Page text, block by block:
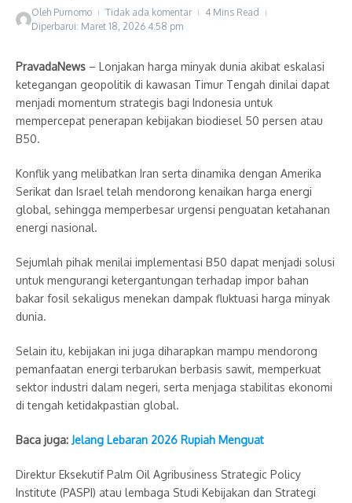
Oleh Purnomo Tidak ada komentar
4 Mins Read
Diperbarui: Maret 18, 2026 4:58 pm
PravadaNews – Lonjakan harga minyak dunia akibat eskalasi
ketegangan geopolitik di kawasan Timur Tengah dinilai dapat
menjadi momentum strategis bagi Indonesia untuk
mempercepat penerapan kebijakan biodiesel 50 persen atau
B50.
Konflik yang melibatkan Iran serta dinamika dengan Amerika
Serikat dan Israel telah mendorong kenaikan harga energi
global, sehingga memperbesar urgensi penguatan ketahanan
energi nasional.
Sejumlah pihak menilai implementasi B50 dapat menjadi solusi
untuk mengurangi ketergantungan terhadap impor bahan
bakar fosil sekaligus menekan dampak fluktuasi harga minyak
dunia.
Selain itu, kebijakan ini juga diharapkan mampu mendorong
pemanfaatan energi terbarukan berbasis sawit, memperkuat
sektor industri dalam negeri, serta menjaga stabilitas ekonomi
di tengah ketidakpastian global.
Baca juga: Jelang Lebaran 2026 Rupiah Menguat
Direktur Eksekutif Palm Oil Agribusiness Strategic Policy
Institute (PASPI) atau lembaga Studi Kebijakan dan Strategi